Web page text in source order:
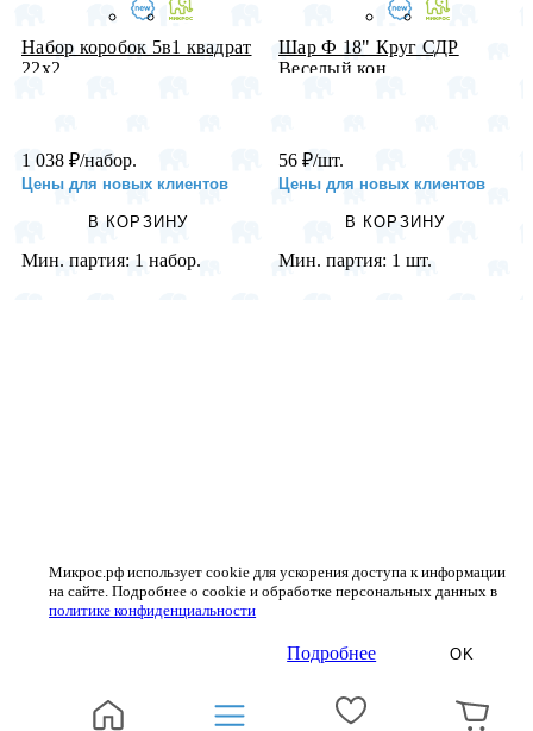
Набор коробок 5в1 квадрат
22х2...
1 038 ₽/набор.
Цены для новых клиентов
В КОРЗИНУ
Мин. партия: 1 набор.
Шар Ф 18" Круг СДР
Веселый кон...
56 ₽/шт.
Цены для новых клиентов
В КОРЗИНУ
Мин. партия: 1 шт.
Микрос.рф использует cookie для ускорения доступа к информации
на сайте. Подробнее о cookie и обработке персональных данных в
политике конфиденциальности
Подробнее OK